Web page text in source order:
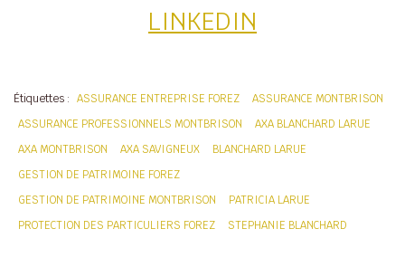
LINKEDIN
Étiquettes : ASSURANCE ENTREPRISE FOREZ
ASSURANCE MONTBRISON
ASSURANCE PROFESSIONNELS MONTBRISON
AXA BLANCHARD LARUE
AXA MONTBRISON
AXA SAVIGNEUX
BLANCHARD LARUE
GESTION DE PATRIMOINE FOREZ
GESTION DE PATRIMOINE MONTBRISON
PATRICIA LARUE
PROTECTION DES PARTICULIERS FOREZ
STEPHANIE BLANCHARD